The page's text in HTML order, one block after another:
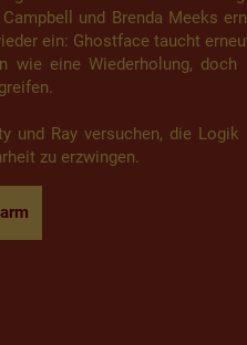
und Brenda Meeks
ein: Ghostface taucht
wie eine Wiederholung,
und Ray versuchen, die
zu erzwingen.